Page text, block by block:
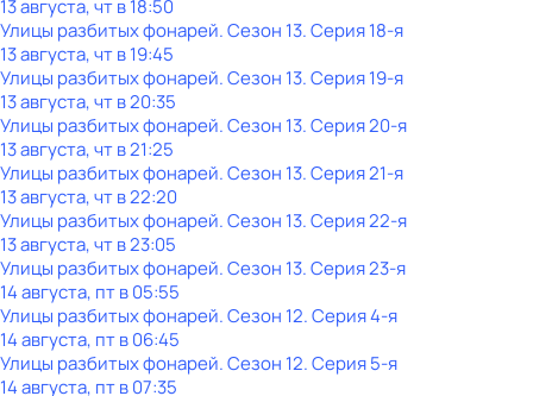
13 августа, чт в 18:50
Улицы разбитых фонарей. Сезон 13. Серия 18-я
13 августа, чт в 19:45
Улицы разбитых фонарей. Сезон 13. Серия 19-я
13 августа, чт в 20:35
Улицы разбитых фонарей. Сезон 13. Серия 20-я
13 августа, чт в 21:25
Улицы разбитых фонарей. Сезон 13. Серия 21-я
13 августа, чт в 22:20
Улицы разбитых фонарей. Сезон 13. Серия 22-я
13 августа, чт в 23:05
Улицы разбитых фонарей. Сезон 13. Серия 23-я
14 августа, пт в 05:55
Улицы разбитых фонарей. Сезон 12. Серия 4-я
14 августа, пт в 06:45
Улицы разбитых фонарей. Сезон 12. Серия 5-я
14 августа, пт в 07:35